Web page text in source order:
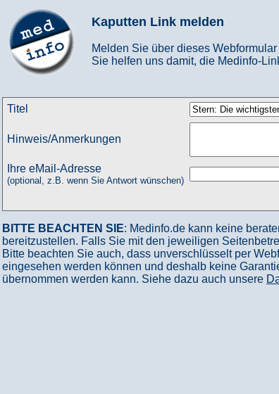
Kaputten Link melden
Melden Sie über dieses
Sie helfen uns damit, die Medinfo-
Titel
Hinweis/Anmerkungen
Ihre eMail-Adresse
(optional, z.B. wenn Sie Antwort wünschen)
BITTE BEACHTEN SIE: Medinfo.de kann keine
bereitzustellen. Falls Sie mit den jeweiligen
Bitte beachten Sie auch, dass unverschlüsselt per
eingesehen werden können und deshalb keine
übernommen werden kann. Siehe dazu auch unsere